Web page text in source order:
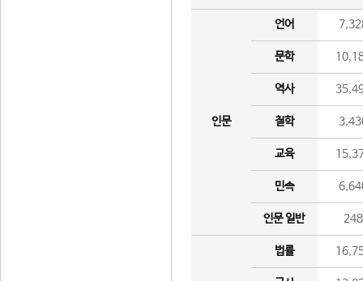
인문
언어
문학
역사
철학
교육
민속
인문 일반 248
법률